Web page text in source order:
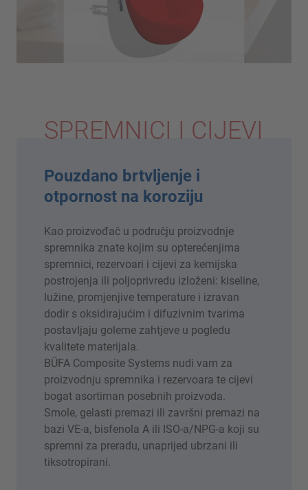
SPREMNICI I CIJEVI
Pouzdano brtvljenje i
otpornost na koroziju
Kao proizvođač u području proizvodnje
spremnika znate kojim su opterećenjima
spremnici, rezervoari i cijevi za kemijska
postrojenja ili poljoprivredu izloženi: kiseline,
lužine, promjenjive temperature i izravan
dodir s oksidirajućim i difuzivnim tvarima
postavljaju goleme zahtjeve u pogledu
kvalitete materijala.
BÜFA Composite Systems nudi vam za
proizvodnju spremnika i rezervoara te cijevi
bogat asortiman posebnih proizvoda.
Smole, gelasti premazi ili završni premazi na
bazi VE-a, bisfenola A ili ISO-a/NPG-a koji su
spremni za preradu, unaprijed ubrzani ili
tiksotropirani.